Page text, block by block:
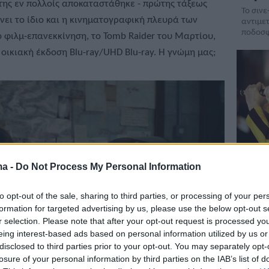
- Do Not Process My Personal Information
opt-out of the sale, sharing to third parties, or processing of your
for targeted advertising by us, please use the below opt-out
selection. Please note that after your opt-out request is processed
interest-based ads based on personal information utilized by us
to third parties prior to your opt-out. You may separately
of your personal information by third parties on the IAB’s list of
εν πολλοίς αποκαταστάθηκε - πρώτης τάξεως
το ίδιο και η κινηματογραφική πλευρά των
φιλμ-επανεκκίνηση, το Tomb Raider του Μαρτίου,
οικιακή έκδοση Blu-ray/UHD Blu-ray. Η γνώμη μας;
Το
Ta cult
μορφή
μόνο